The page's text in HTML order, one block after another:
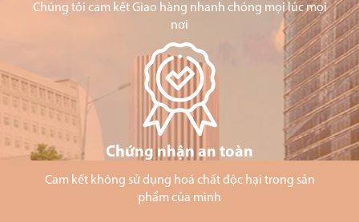
Chúng tôi cam kết Giao hàng nhanh chóng mọi lúc mọi
nơi
Chứng nhận an toàn
Cam kết không sử dụng hoá chất độc hại trong sản
phẩm của mình